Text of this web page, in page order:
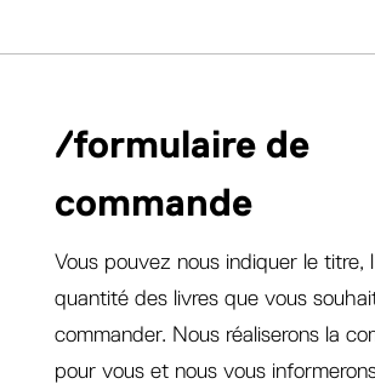
/formulaire de
commande
Vous pouvez nous indiquer le titre,
quantité des livres que vous
commander. Nous réaliserons la
pour vous et nous vous